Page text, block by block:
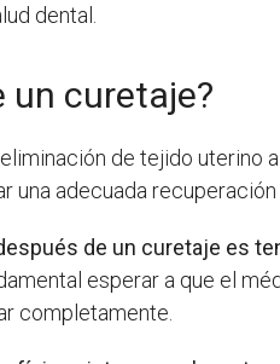
dental.
un curetaje?
de tejido uterino
una adecuada
de un curetaje es
esperar a que el
completamente.